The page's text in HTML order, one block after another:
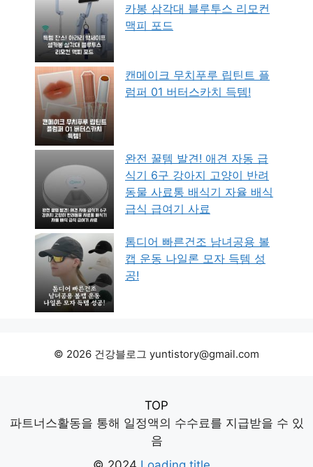
카봉 삼각대 블루투스 리모컨
맥피 포드
캔메이크 무치푸루 립틴트 플
럼퍼 01 버터스카치 득템!
완전 꿀템 발견! 애견 자동 급
식기 6구 강아지 고양이 반려
동물 사료통 배식기 자율 배식
급식 급여기 사료
톰디어 빠른건조 남녀공용 볼
캡 운동 나일론 모자 득템 성
공!
© 2026 건강블로그 yuntistory@gmail.com
TOP
파트너스활동을 통해 일정액의 수수료를 지급받을 수 있
음